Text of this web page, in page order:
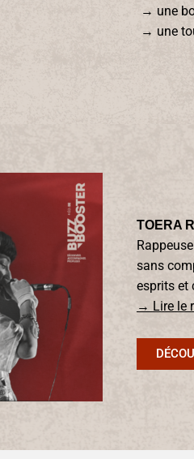
→ une
→ une
TOERA
sans
esprits et
→ Lire le